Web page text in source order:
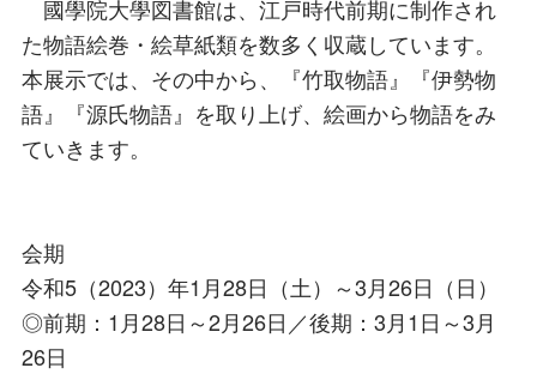
國學院大學図書館は、江戸時代前期に制作され
た物語絵巻・絵草紙類を数多く収蔵しています。
本展示では、その中から、『竹取物語』『伊勢物
語』『源氏物語』を取り上げ、絵画から物語をみ
ていきます。
会期
令和5（2023）年1月28日（土）～3月26日（日）
◎前期：1月28日～2月26日／後期：3月1日～3月
26日